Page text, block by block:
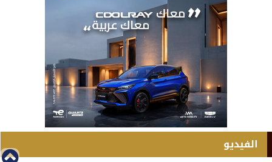
الفيديو